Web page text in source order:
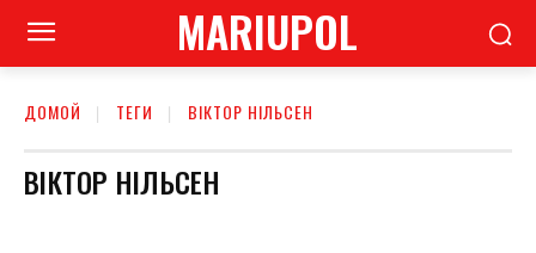
MARIUPOL
ДОМОЙ ТЕГИ ВІКТОР НІЛЬСЕН
ВІКТОР НІЛЬСЕН